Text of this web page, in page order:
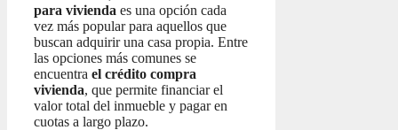
para vivienda es una opción cada
vez más popular para aquellos que
buscan adquirir una casa propia. Entre
las opciones más comunes se
encuentra el crédito compra
vivienda, que permite financiar el
valor total del inmueble y pagar en
cuotas a largo plazo.